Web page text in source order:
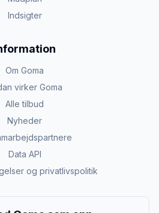
Indsigter
Om Goma
virker Goma
Alle tilbud
Nyheder
Data API
og privatlivspolitik